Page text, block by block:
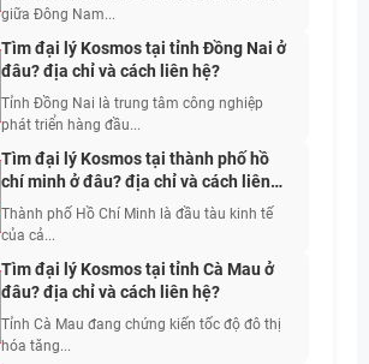
giữa Đông Nam...
Tìm đại lý Kosmos tại tỉnh Đồng Nai ở
đâu? địa chỉ và cách liên hệ?
Tỉnh Đồng Nai là trung tâm công nghiệp
phát triển hàng đầu...
Tìm đại lý Kosmos tại thành phố hồ
chí minh ở đâu? địa chỉ và cách liên
hệ?
Thành phố Hồ Chí Minh là đầu tàu kinh tế
của cả...
Tìm đại lý Kosmos tại tỉnh Cà Mau ở
đâu? địa chỉ và cách liên hệ?
Tỉnh Cà Mau đang chứng kiến tốc độ đô thị
hóa tăng...